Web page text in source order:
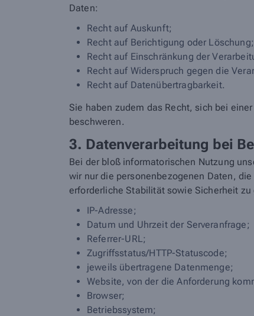
Daten:
Recht auf Auskunft;
Recht auf Berichtigung oder Löschung;
Recht auf Einschränkung der
Recht auf Widerspruch gegen die
Recht auf Datenübertragbarkeit.
Sie haben zudem das Recht, sich bei
beschweren.
3. Datenverarbeitung bei
Bei der bloß informatorischen Nutzung
wir nur die personenbezogenen Daten,
erforderliche Stabilität sowie Sicherheit
IP-Adresse;
Datum und Uhrzeit der Serveranfrage;
Referrer-URL;
Zugriffsstatus/HTTP-Statuscode;
jeweils übertragene Datenmenge;
Website, von der die Anforderung
Browser;
Betriebssystem;